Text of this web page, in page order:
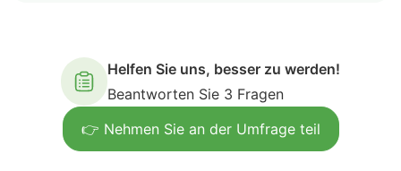
Helfen Sie uns, besser zu werden!
Beantworten Sie 3 Fragen
👉 Nehmen Sie an der Umfrage teil